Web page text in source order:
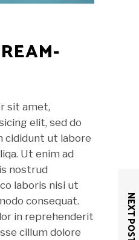
sit amet,
elit, sed do
cididunt ut labore
Ut enim ad
nostrud
laboris nisi ut
consequat.
in reprehenderit
cillum dolore
NEXT POST